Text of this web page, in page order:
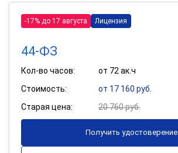
-17% до 17 августа Лицензия
44-ФЗ
Кол-во часов:
от 72 ак.ч
Стоимость:
от 17 160 руб.
Старая цена:
20 760 руб.
Получить удостоверение